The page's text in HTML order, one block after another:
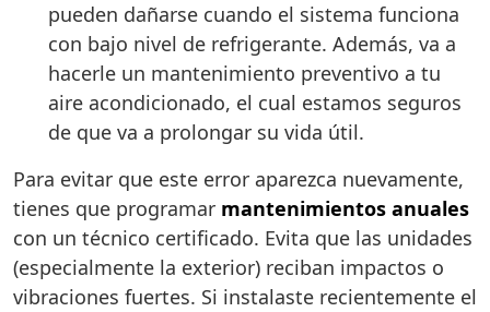
pueden dañarse cuando el sistema funciona
con bajo nivel de refrigerante. Además, va a
hacerle un mantenimiento preventivo a tu
aire acondicionado, el cual estamos seguros
de que va a prolongar su vida útil.
Para evitar que este error aparezca nuevamente,
tienes que programar mantenimientos anuales
con un técnico certificado. Evita que las unidades
(especialmente la exterior) reciban impactos o
vibraciones fuertes. Si instalaste recientemente el